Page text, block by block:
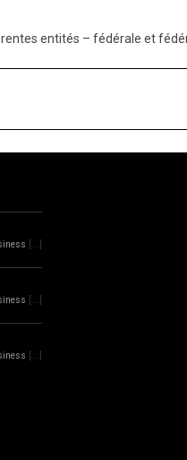
entités – fédérale et
[...]
[...]
[...]